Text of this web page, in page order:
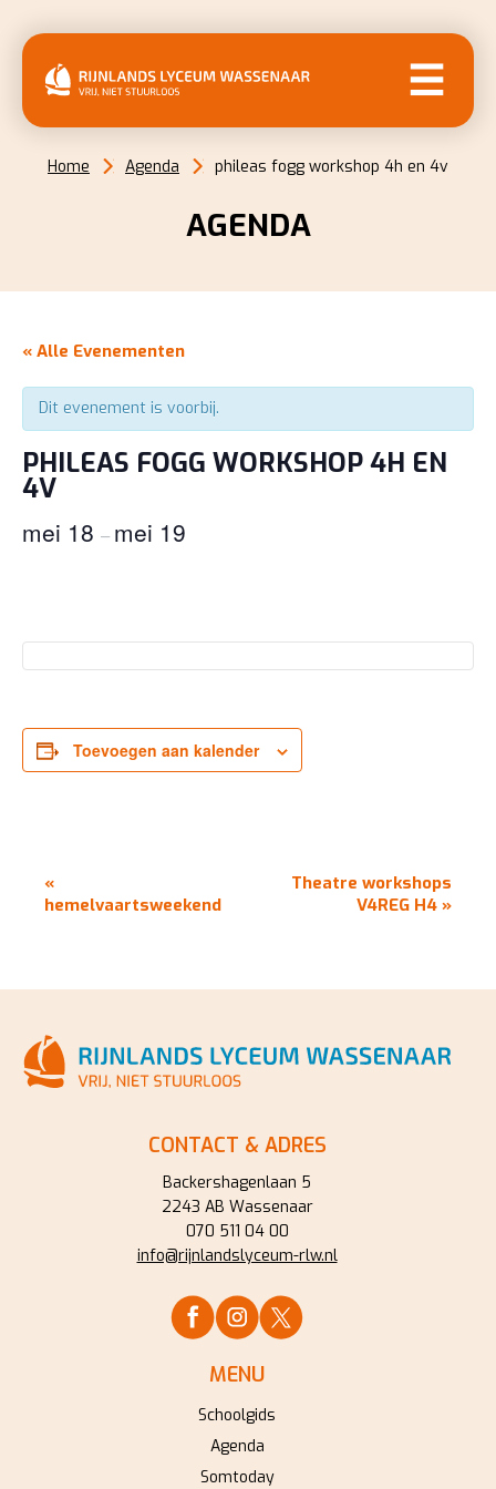
Home Agenda phileas fogg workshop 4h en 4v
AGENDA
« Alle Evenementen
Dit evenement is voorbij.
PHILEAS FOGG WORKSHOP 4H EN
4V
mei 18 – mei 19
Toevoegen aan kalender
NAVIGATIE
«
hemelvaartsweekend
Theatre workshops
V4REG H4 »
CONTACT & ADRES
Backershagenlaan 5
2243 AB Wassenaar
070 511 04 00
info@rijnlandslyceum-rlw.nl
MENU
Schoolgids
Agenda
Somtoday